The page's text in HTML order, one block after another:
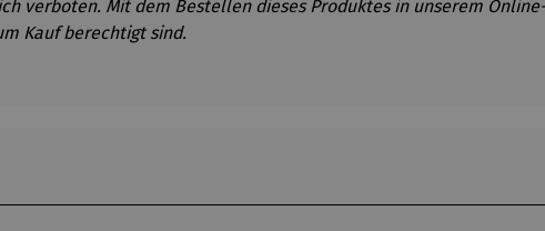
verboten. Mit dem Bestellen dieses Produktes in unserem
Kauf berechtigt sind.